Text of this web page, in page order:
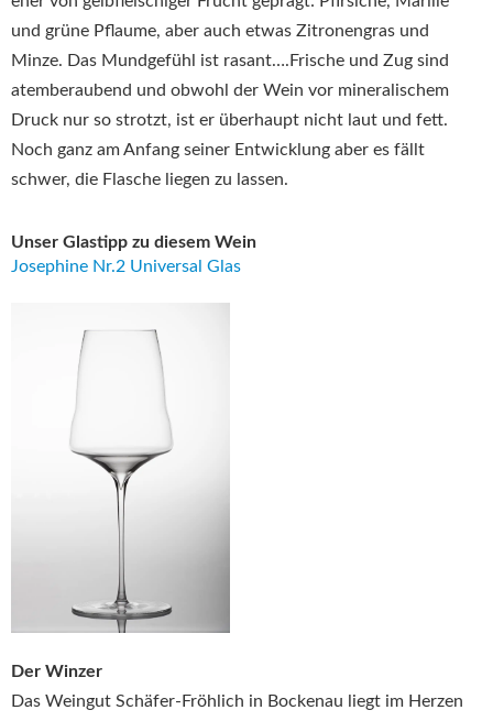
und grüne Pflaume, aber auch etwas Zitronengras und
Minze. Das Mundgefühl ist rasant….Frische und Zug sind
atemberaubend und obwohl der Wein vor mineralischem
Druck nur so strotzt, ist er überhaupt nicht laut und fett.
Noch ganz am Anfang seiner Entwicklung aber es fällt
schwer, die Flasche liegen zu lassen.
Unser Glastipp zu diesem Wein
Josephine Nr.2 Universal Glas
Der Winzer
Das Weingut Schäfer-Fröhlich in Bockenau liegt im Herzen